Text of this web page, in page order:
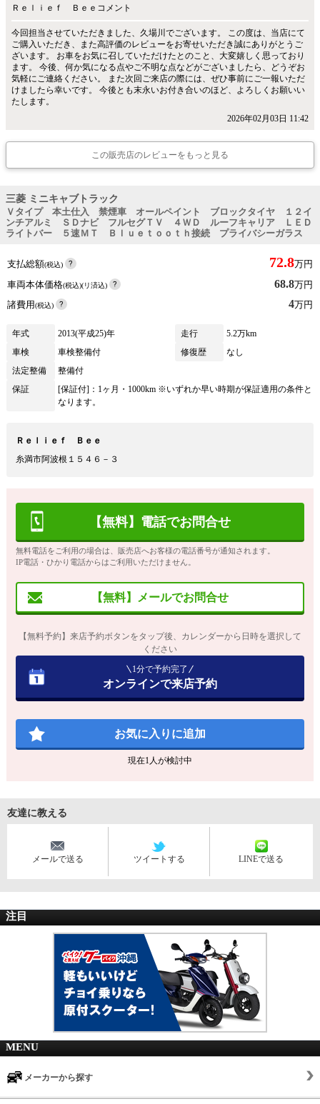
Ｒｅｌｉｅｆ Ｂｅｅコメント
今回担当させていただきました、久場川でございます。 この度は、当店にて
ご購入いただき、また高評価のレビューをお寄せいただき誠にありがとうご
ざいます。 お車をお気に召していただけたとのこと、大変嬉しく思っており
ます。 今後、何か気になる点やご不明な点などがございましたら、どうぞお
気軽にご連絡ください。 また次回ご来店の際には、ぜひ事前にご一報いただ
けましたら幸いです。 今後とも末永いお付き合いのほど、よろしくお願いい
たします。
2026年02月03日 11:42
この販売店のレビューをもっと見る
三菱 ミニキャブトラック
Ｖタイプ 本土仕入 禁煙車 オールペイント ブロックタイヤ １２イ
ンチアルミ ＳＤナビ フルセグＴＶ ４ＷＤ ルーフキャリア ＬＥＤ
ライトバー ５速ＭＴ Ｂｌｕｅｔｏｏｔｈ接続 プライバシーガラス
支払総額(税込) 72.8万円
車両本体価格(税込)(リ済込) 68.8万円
諸費用(税込) 4万円
年式 2013(平成25)年 走行
5.2万km
車検
車検整備付 修復歴
なし
法定整備
整備付
保証
[保証付]：1ヶ月・1000km ※いずれか早い時期が保証適用の条件と
なります。
Ｒｅｌｉｅｆ Ｂｅｅ
糸満市阿波根１５４６－３
【無料】電話でお問合せ
無料電話をご利用の場合は、販売店へお客様の電話番号が通知されます。
IP電話・ひかり電話からはご利用いただけません。
【無料】メールでお問合せ
【無料予約】来店予約ボタンをタップ後、カレンダーから日時を選択して
ください
1分で予約完了
オンラインで来店予約
お気に入りに追加
現在1 人が検討中
友達に教える
メールで送る ツイートする LINEで送る
注目
MENU
メーカーから探す